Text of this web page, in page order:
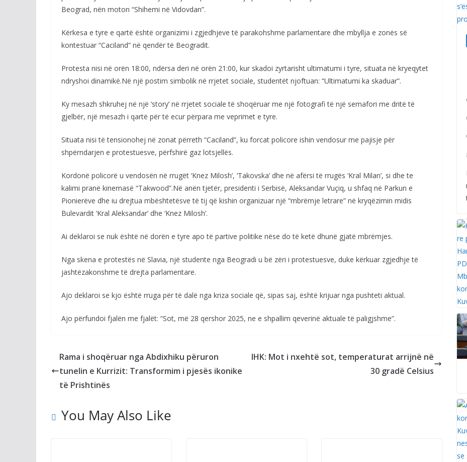
Beograd, nën moton “Shihemi në Vidovdan”.
Kërkesa e tyre e qartë është organizimi i zgjedhjeve të parakohshme parlamentare dhe mbyllja e zonës së
kontestuar “Caciland” në qendër të Beogradit.
Protesta nisi në orën 18:00, ndërsa deri në orën 21:00, kur skadoi zyrtarisht ultimatumi i tyre, situata në kryeqytet
ndryshoi dinamikë.Në një postim simbolik në rrjetet sociale, studentët njoftuan: “Ultimatumi ka skaduar”.
Ky mesazh shkruhej në një ‘story’ në rrjetet sociale të shoqëruar me një fotografi të një semafori me dritë të
gjelbër, një mesazh i qartë për të ecur përpara me veprimet e tyre.
Situata nisi të tensionohej në zonat përreth “Caciland”, ku forcat policore ishin vendosur me pajisje për
shpërndarjen e protestuesve, përfshirë gaz lotsjellës.
Kordonë policorë u vendosën në rrugët ‘Knez Milosh’, ‘Takovska’ dhe në afërsi të rrugës ‘Kral Milan’, si dhe te
kalimi pranë kinemasë “Takwood”.Në anën tjetër, presidenti i Serbisë, Aleksandar Vuçiq, u shfaq në Parkun e
Pionierëve dhe iu drejtua mbështetësve të tij që kishin organizuar një “mbrëmje letrare” në kryqëzimin midis
Bulevardit ‘Kral Aleksandar’ dhe ‘Knez Milosh’.
Ai deklaroi se nuk është në dorën e tyre apo të partive politike nëse do të ketë dhunë gjatë mbrëmjes.
Nga skena e protestës në Slavia, një studente nga Beogradi u bë zëri i protestuesve, duke kërkuar zgjedhje të
jashtëzakonshme të drejta parlamentare.
Ajo deklaroi se kjo është rruga për të dalë nga kriza sociale që, sipas saj, është krijuar nga pushteti aktual.
Ajo përfundoi fjalën me fjalët: “Sot, më 28 qershor 2025, ne e shpallim qeverinë aktuale të paligjshme”.
Rama i shoqëruar nga Abdixhiku përuron
tunelin e Kurrizit: Transformim i pjesës ikonike
të Prishtinës
IHK: Mot i nxehtë sot, temperaturat arrijnë në
30 gradë Celsius
You May Also Like